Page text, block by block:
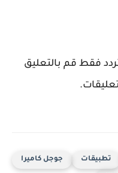
فقط قم بالتعليق
تطبيقات جوجل كاميرا